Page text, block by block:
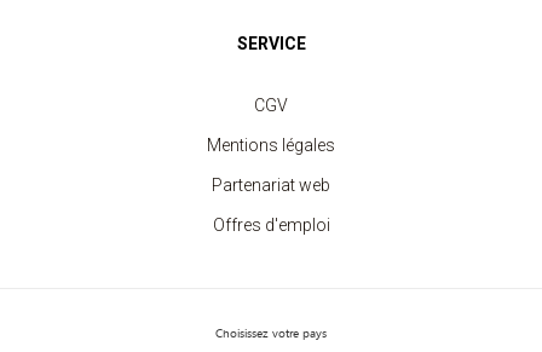
Short de Sport Homme
SERVICE
CGV
Mentions légales
Partenariat web
Offres d'emploi
Choisissez votre pays